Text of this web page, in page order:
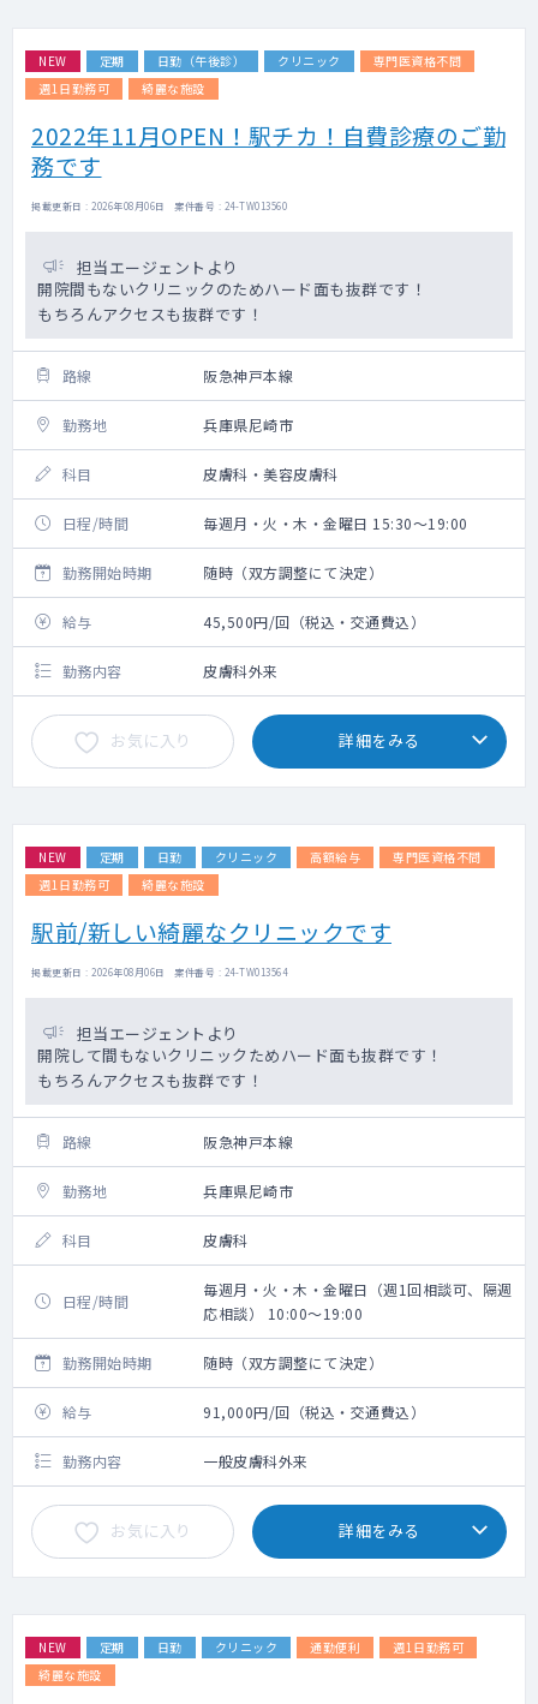
NEW 定期 日勤（午後診） クリニック
専門医資格不問
週1日勤務可
綺麗な施設
2022年11月OPEN！駅チカ！自費診療のご勤
務です
掲載更新日 : 2026年08月06日 案件番号 : 24-TW013560
担当エージェントより
開院間もないクリニックのためハード面も抜群です！
もちろんアクセスも抜群です！
路線 阪急神戸本線
勤務地 兵庫県尼崎市
科目 皮膚科・美容皮膚科
日程/時間 毎週月・火・木・金曜日 15:30～19:00
勤務開始時期 随時（双方調整にて決定）
給与 45,500円/回（税込・交通費込）
勤務内容 皮膚科外来
お気に入り 詳細をみる
NEW 定期 日勤 クリニック 高額給与
専門医資格不問
週1日勤務可
綺麗な施設
駅前/新しい綺麗なクリニックです
掲載更新日 : 2026年08月06日 案件番号 : 24-TW013564
担当エージェントより
開院して間もないクリニックためハード面も抜群です！
もちろんアクセスも抜群です！
路線 阪急神戸本線
勤務地 兵庫県尼崎市
科目 皮膚科
日程/時間
毎週月・火・木・金曜日（週1回相談可、隔週
応相談） 10:00～19:00
勤務開始時期 随時（双方調整にて決定）
給与 91,000円/回（税込・交通費込）
勤務内容 一般皮膚科外来
お気に入り 詳細をみる
NEW 定期 日勤 クリニック 通勤便利
週1日勤務可
綺麗な施設